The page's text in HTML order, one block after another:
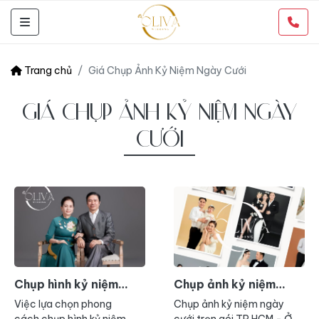
Trang chủ Giá Chụp Ảnh Kỷ Niệm Ngày Cưới
GIÁ CHỤP ẢNH KỶ NIỆM NGÀY
CƯỚI
Chụp hình kỷ niệm
ngày cưới trọn gói TP
HCM
Việc lựa chọn phong
Chụp ảnh kỷ niệm
ngày cưới trọn gói TP
HCM
Chụp ảnh kỷ niệm ngày